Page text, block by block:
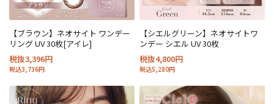
【ブラウン】ネオサイト ワンデー
リング UV 30枚[アイレ]
税抜3,396円
税込3,736円
【シエルグリーン】ネオサイトワ
ンデー シエル UV 30枚
税抜4,800円
税込5,280円